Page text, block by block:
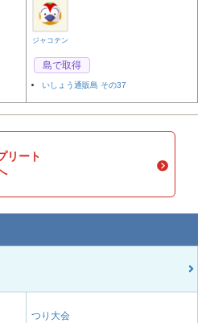
ジャコテン
島で取得
いしょう通販島 その37
リート
つり大会